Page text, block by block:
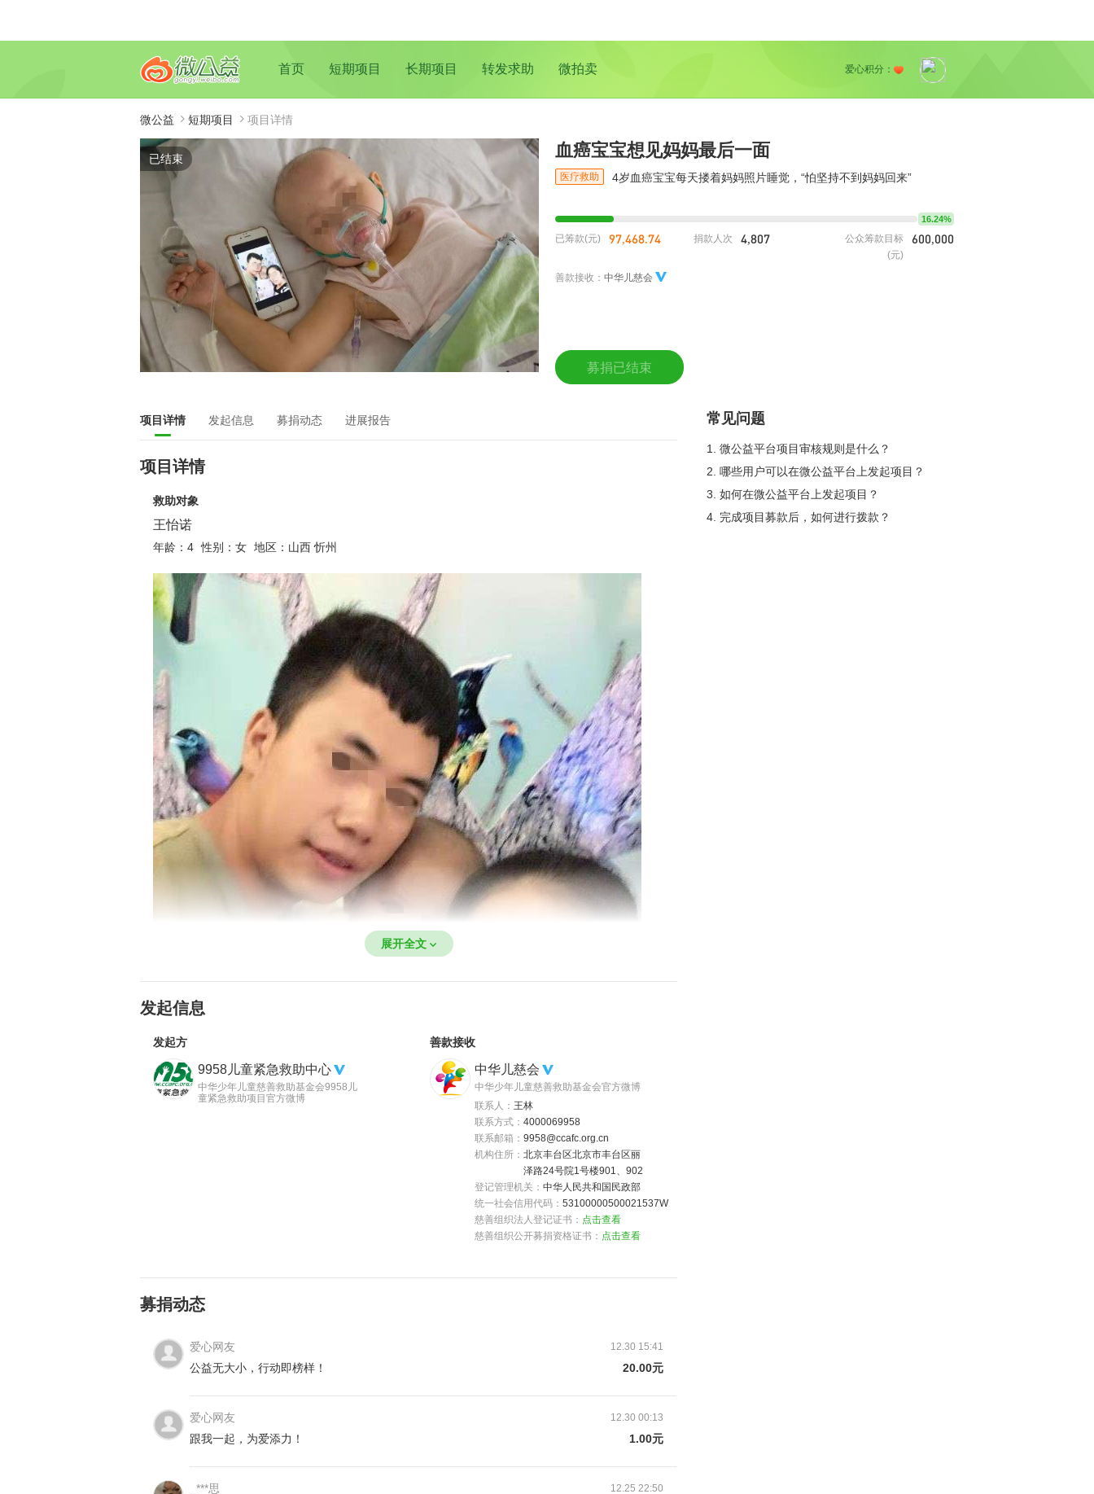
首页 短期项目 长期项目 转发求助 微拍卖 爱心积分：
微公益 短期项目 项目详情
已结束 血癌宝宝想见妈妈最后一面
医疗救助 4岁血癌宝宝每天搂着妈妈照片睡觉，“怕坚持不到妈妈回来”
16.24%
已筹款(元) 97,468.74 捐款人次 4,807
公众筹款目标
(元)
600,000
善款接收： 中华儿慈会
募捐已结束
项目详情 发起信息 募捐动态 进展报告
项目详情
救助对象
王怡诺
年龄：4 性别：女 地区：山西 忻州
这张看起来模糊不堪的照片，是小诺一家唯一的全家福。在无菌仓里，小诺昏迷不醒，眼
是只要能睁开眼睛，小诺都会看看枕边手机上有妈妈的照片，好像看着它小诺就会觉得妈
妈一直在她身边，感到踏实安心。
展开全文
发起信息
发起方
9958儿童紧急救助中心
中华少年儿童慈善救助基金会9958儿
童紧急救助项目官方微博
善款接收
中华儿慈会
中华少年儿童慈善救助基金会官方微博
联系人： 王林
联系方式： 4000069958
联系邮箱： 9958@ccafc.org.cn
机构住所： 北京丰台区北京市丰台区丽
泽路24号院1号楼901、902
登记管理机关： 中华人民共和国民政部
统一社会信用代码： 53100000500021537W
慈善组织法人登记证书： 点击查看
慈善组织公开募捐资格证书： 点击查看
募捐动态
爱心网友 12.30 15:41
公益无大小，行动即榜样！ 20.00元
爱心网友 12.30 00:13
跟我一起，为爱添力！ 1.00元
_***思 12.25 22:50
常见问题
1. 微公益平台项目审核规则是什么？
2. 哪些用户可以在微公益平台上发起项目？
3. 如何在微公益平台上发起项目？
4. 完成项目募款后，如何进行拨款？